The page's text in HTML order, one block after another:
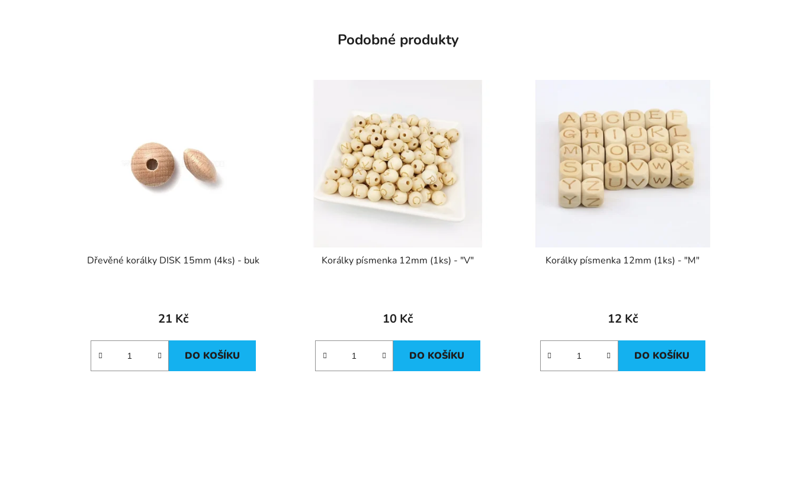
Podobné produkty
Dřevěné korálky DISK 15mm (4ks) - buk
21 Kč
DO KOŠÍKU
Korálky písmenka 12mm (1ks) - "V"
10 Kč
DO KOŠÍKU
Korálky písmenka 12mm (1ks) - "M"
12 Kč
DO KOŠÍKU